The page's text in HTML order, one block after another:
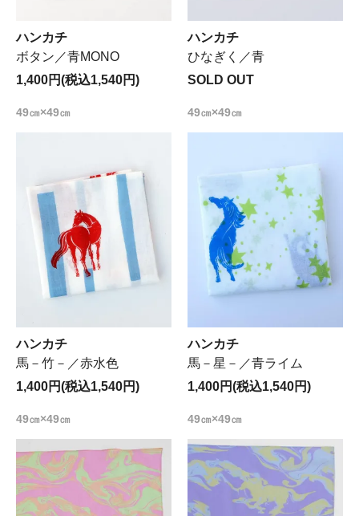
ハンカチ
ボタン／青MONO
1,400円(税込1,540円)
49㎝×49㎝
ハンカチ
ひなぎく／青
SOLD OUT
49㎝×49㎝
ハンカチ
馬－竹－／赤水色
1,400円(税込1,540円)
49㎝×49㎝
ハンカチ
馬－星－／青ライム
1,400円(税込1,540円)
49㎝×49㎝